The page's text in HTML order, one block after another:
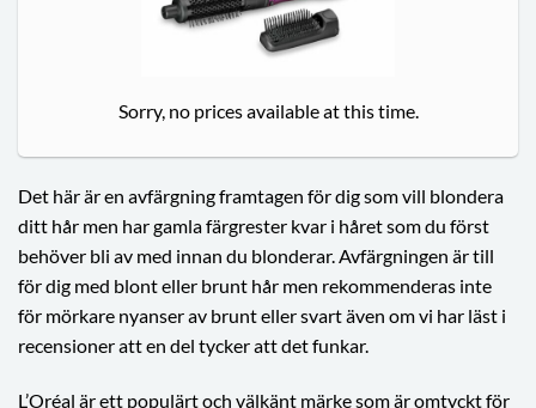
Det här är en avfärgning framtagen för dig som vill blondera
ditt hår men har gamla färgrester kvar i håret som du först
behöver bli av med innan du blonderar. Avfärgningen är till
för dig med blont eller brunt hår men rekommenderas inte
för mörkare nyanser av brunt eller svart även om vi har läst i
recensioner att en del tycker att det funkar.
L’Oréal är ett populärt och välkänt märke som är omtyckt för
Sorry, no prices available at this time.